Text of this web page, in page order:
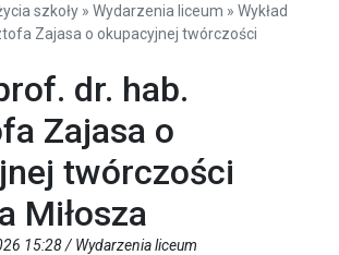
szkoły » Wydarzenia liceum » Wykład
Zajasa o okupacyjnej twórczości
dr. hab.
Zajasa o
twórczości
Miłosza
15:28 / Wydarzenia liceum